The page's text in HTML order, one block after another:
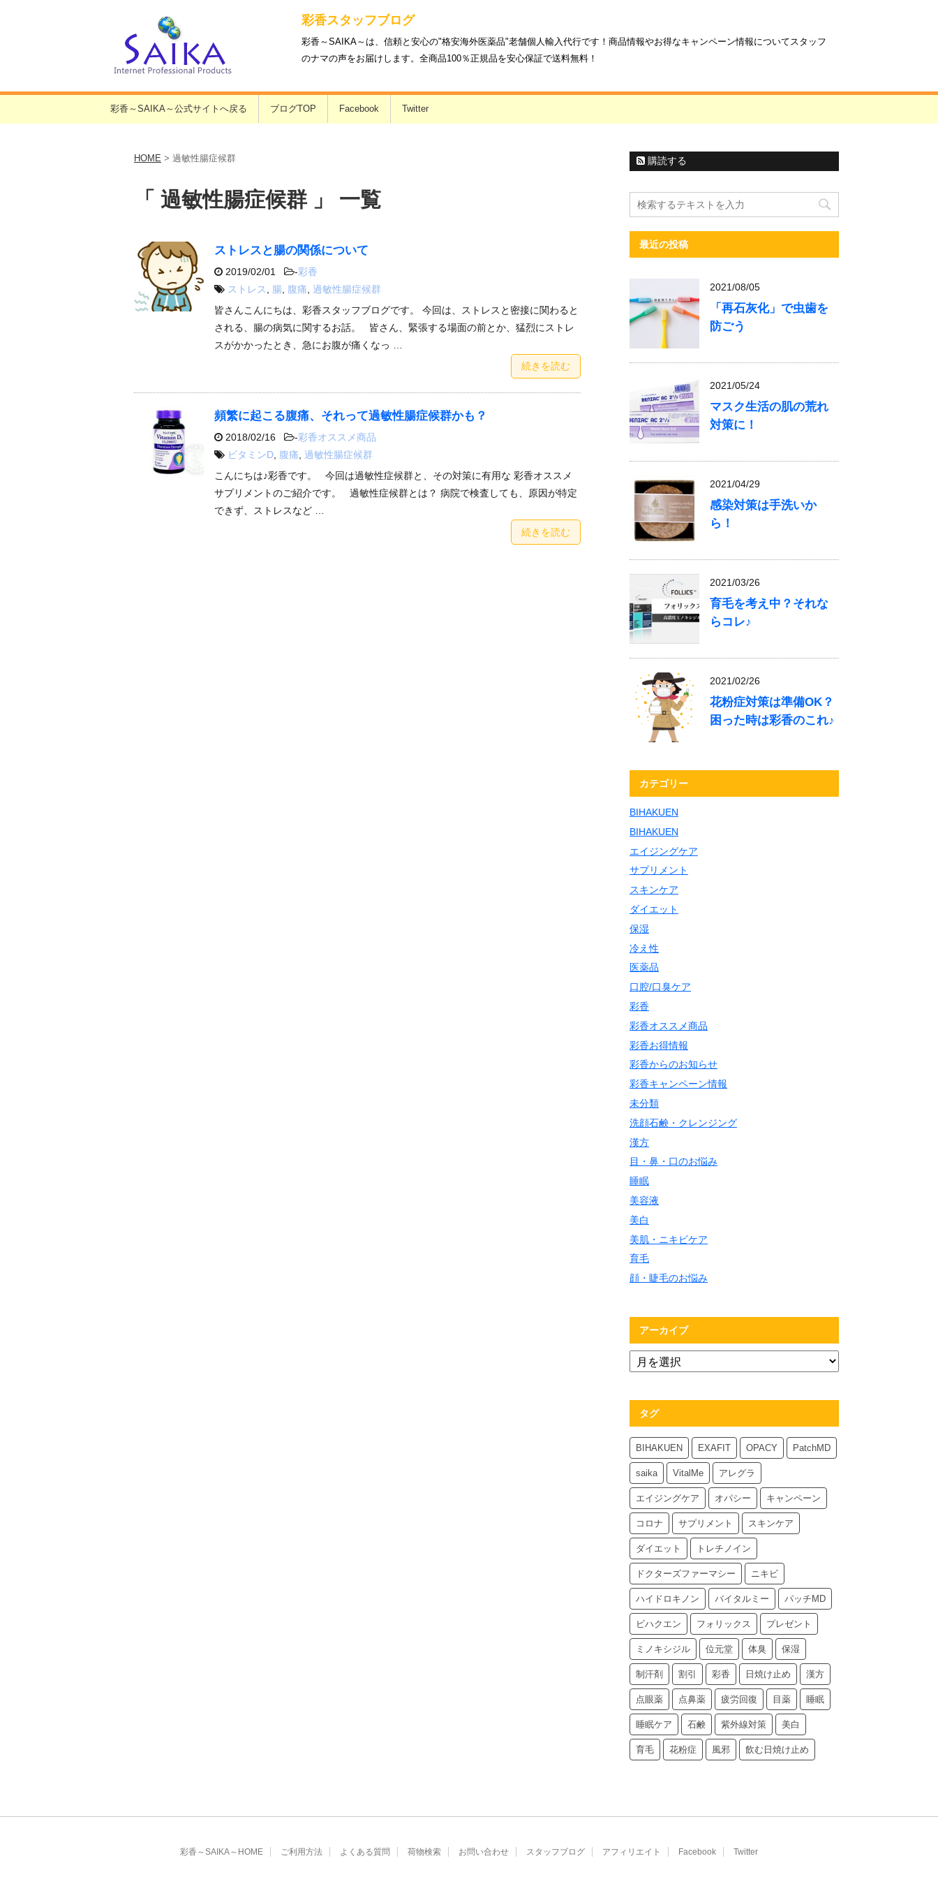
彩香スタッフブログ
彩香～SAIKA～は、信頼と安心の"格安海外医薬品"老舗個人輸入代行です！商品情報やお得なキャンペーン情報についてスタッフ
のナマの声をお届けします。全商品100％正規品を安心保証で送料無料！
彩香～SAIKA～公式サイトへ戻る ブログTOP Facebook Twitter
HOME > 過敏性腸症候群
「 過敏性腸症候群 」 一覧
ストレスと腸の関係について
2019/02/01 -彩香
ストレス
腸 腹痛
過敏性腸症候群
皆さんこんにちは、彩香スタッフブログです。 今回は、ストレスと密接に関わると
される、腸の病気に関するお話。 皆さん、緊張する場面の前とか、猛烈にストレ
スがかかったとき、急にお腹が痛くなっ …
続きを読む
頻繁に起こる腹痛、それって過敏性腸症候群かも？
2018/02/16 -彩香オススメ商品
ビタミンD, 腹痛, 過敏性腸症候群
こんにちは♪彩香です。 今回は過敏性症候群と、その対策に有用な 彩香オススメ
サプリメントのご紹介です。 過敏性症候群とは？ 病院で検査しても、原因が特定
できず、ストレスなど …
続きを読む
購読する
最近の投稿
2021/08/05
「再石灰化」で虫歯を
防ごう
2021/05/24
マスク生活の肌の荒れ
対策に！
2021/04/29
感染対策は手洗いか
ら！
2021/03/26
育毛を考え中？それな
らコレ♪
2021/02/26
花粉症対策は準備OK？
困った時は彩香のこれ♪
カテゴリー
BIHAKUEN
BIHAKUEN
エイジングケア
サプリメント
スキンケア
ダイエット
保湿
冷え性
医薬品
口腔/口臭ケア
彩香
彩香オススメ商品
彩香お得情報
彩香からのお知らせ
彩香キャンペーン情報
未分類
洗顔石鹸・クレンジング
漢方
目・鼻・口のお悩み
睡眠
美容液
美白
美肌・ニキビケア
育毛
顔・睫毛のお悩み
アーカイブ
タグ
BIHAKUEN EXAFIT OPACY PatchMD
saika VitalMe アレグラ
エイジングケア オパシー キャンペーン
コロナ サプリメント スキンケア
ダイエット トレチノイン
ドクターズファーマシー ニキビ
ハイドロキノン バイタルミー パッチMD
ビハクエン フォリックス プレゼント
ミノキシジル 位元堂 体臭 保湿
制汗剤 割引 彩香 日焼け止め 漢方
点眼薬 点鼻薬 疲労回復 目薬 睡眠
睡眠ケア 石鹸 紫外線対策 美白
育毛 花粉症 風邪 飲む日焼け止め
彩香～SAIKA～HOME ご利用方法 よくある質問 荷物検索 お問い合わせ スタッフブログ アフィリエイト Facebook Twitter